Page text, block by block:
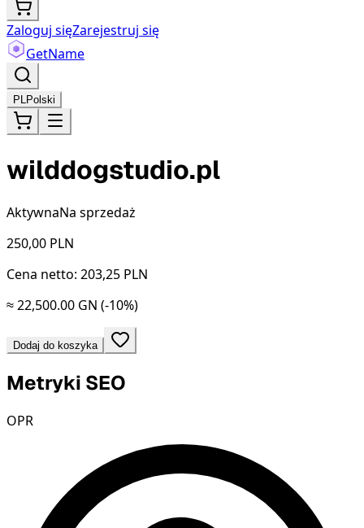
Zaloguj sięZarejestruj się
GetName
PLPolski
wilddogstudio.pl
AktywnaNa sprzedaż
250,00 PLN
Cena netto: 203,25 PLN
≈ 22,500.00 GN (-10%)
Dodaj do koszyka
Metryki SEO
OPR